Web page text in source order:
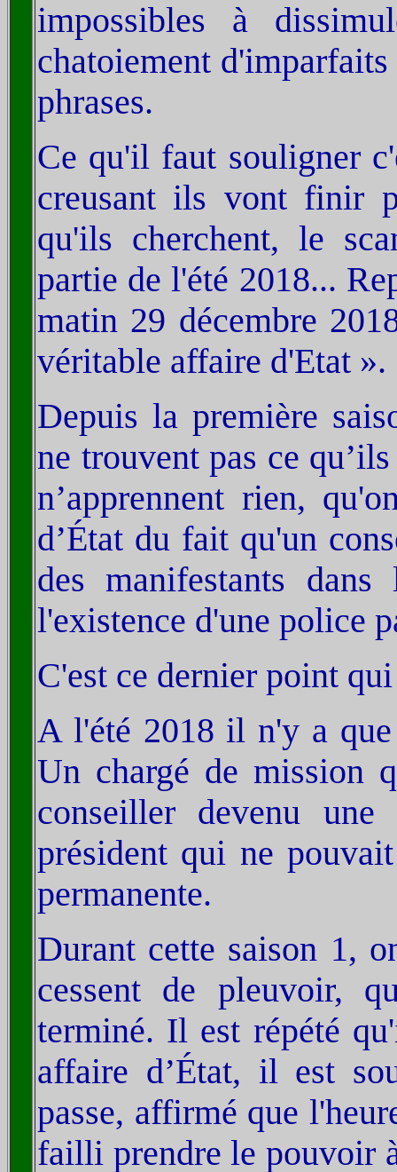
impossibles à
chatoiement
phrases.
Ce qu'il faut souligner
creusant ils vont finir
qu'ils cherchent, le
partie de l'été 2018...
matin 29 décembre
véritable affaire d'Etat ».
Depuis la première
ne trouvent pas ce
n’apprennent rien,
d’État du fait qu'un
des manifestants
l'existence d'une police
C'est ce dernier point
A l'été 2018 il n'y a
Un chargé de mission
conseiller devenu
président qui ne
permanente.
Durant cette saison 1,
cessent de pleuvoir,
terminé. Il est répété
affaire d’État, il est
passe, affirmé que
failli prendre le pouvoir